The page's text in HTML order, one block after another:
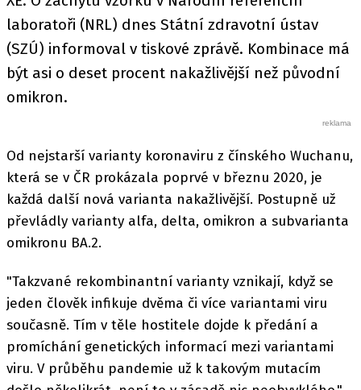
laboratoři (NRL) dnes Státní zdravotní ústav
(SZÚ) informoval v tiskové zprávě. Kombinace má
být asi o deset procent nakažlivější než původní
omikron.
Od nejstarší varianty koronaviru z čínského Wuchanu,
která se v ČR prokázala poprvé v březnu 2020, je
každá další nová varianta nakažlivější. Postupně už
převládly varianty alfa, delta, omikron a subvarianta
omikronu BA.2.
"Takzvané rekombinantní varianty vznikají, když se
jeden člověk infikuje dvěma či více variantami viru
současně. Tím v těle hostitele dojde k předání a
promíchání genetických informací mezi variantami
viru. V průběhu pandemie už k takovým mutacím